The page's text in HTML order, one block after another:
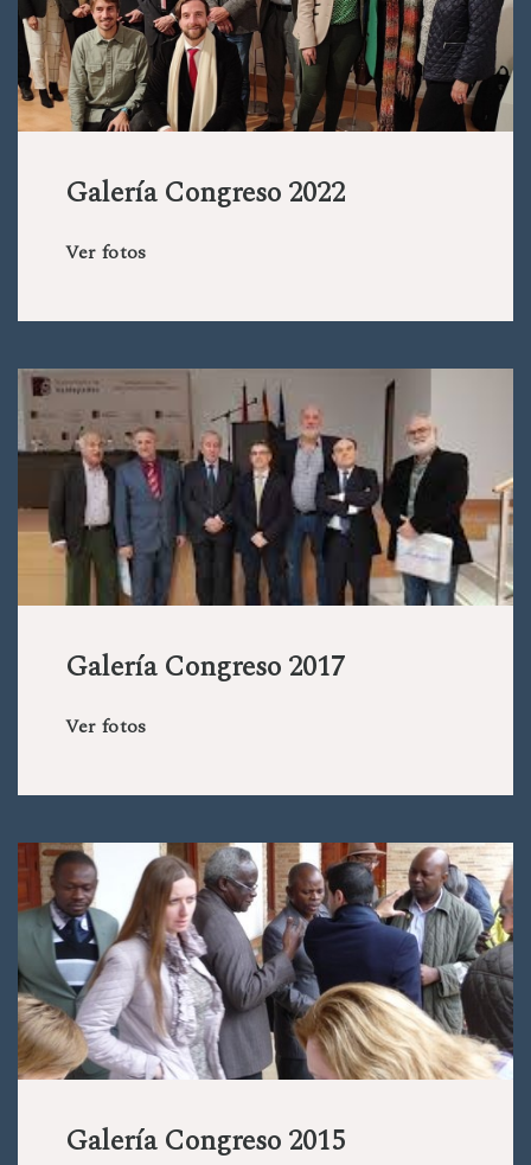
Galería Congreso 2022
Ver fotos
Galería Congreso 2017
Ver fotos
Galería Congreso 2015